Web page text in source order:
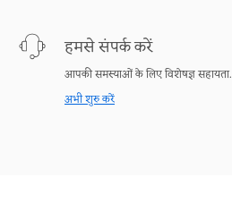
हमसे संपर्क करें
आपकी समस्याओं के लिए विशेषज्ञ सहायता.
अभी शुरु करें